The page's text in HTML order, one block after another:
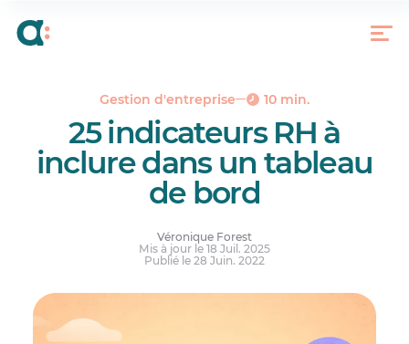
Gestion d'entreprise 10 min.
25 indicateurs RH à
inclure dans un tableau
de bord
Véronique Forest
Mis à jour le 18 Juil. 2025
Publié le 28 Juin. 2022
Les indicateurs de performance RH
Les indicateurs liés à la formation
Les indicateurs liés au bien-être
En bonus
Managers, à vos tableaux de bord!